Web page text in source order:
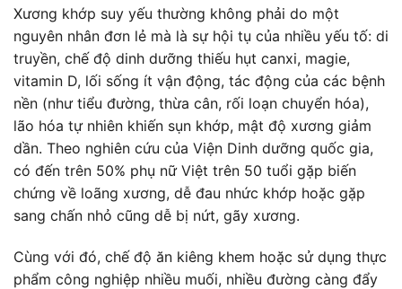
Xương khớp suy yếu thường không phải do một
nguyên nhân đơn lẻ mà là sự hội tụ của nhiều yếu tố: di
truyền, chế độ dinh dưỡng thiếu hụt canxi, magie,
vitamin D, lối sống ít vận động, tác động của các bệnh
nền (như tiểu đường, thừa cân, rối loạn chuyển hóa),
lão hóa tự nhiên khiến sụn khớp, mật độ xương giảm
dần. Theo nghiên cứu của Viện Dinh dưỡng quốc gia,
có đến trên 50% phụ nữ Việt trên 50 tuổi gặp biến
chứng về loãng xương, dễ đau nhức khớp hoặc gặp
sang chấn nhỏ cũng dễ bị nứt, gãy xương.
Cùng với đó, chế độ ăn kiêng khem hoặc sử dụng thực
phẩm công nghiệp nhiều muối, nhiều đường càng đẩy